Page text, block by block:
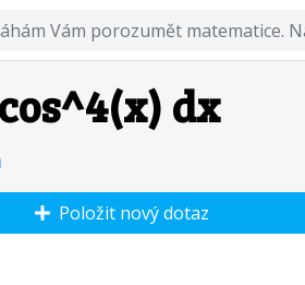
dx
Položit nový dotaz